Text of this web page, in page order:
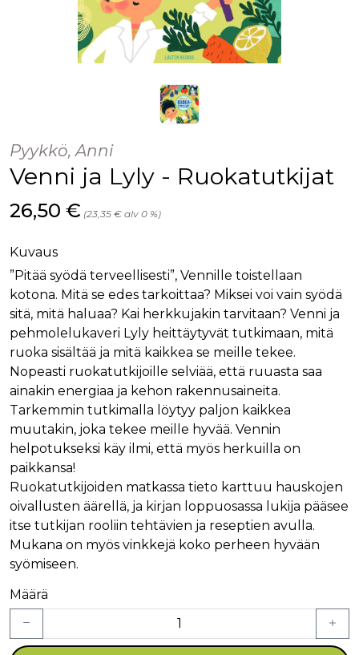
Pyykkö, Anni
Venni ja Lyly - Ruokatutkijat
Hinta nyt
26,50 € (23,35 € alv 0 %)
Kuvaus
”Pitää syödä terveellisesti”, Vennille toistellaan
kotona. Mitä se edes tarkoittaa? Miksei voi vain syödä
sitä, mitä haluaa? Kai herkkujakin tarvitaan? Venni ja
pehmolelukaveri Lyly heittäytyvät tutkimaan, mitä
ruoka sisältää ja mitä kaikkea se meille tekee.
Nopeasti ruokatutkijoille selviää, että ruuasta saa
ainakin energiaa ja kehon rakennusaineita.
Tarkemmin tutkimalla löytyy paljon kaikkea
muutakin, joka tekee meille hyvää. Vennin
helpotukseksi käy ilmi, että myös herkuilla on
paikkansa!
Ruokatutkijoiden matkassa tieto karttuu hauskojen
oivallusten äärellä, ja kirjan loppuosassa lukija pääsee
itse tutkijan rooliin tehtävien ja reseptien avulla.
Mukana on myös vinkkejä koko perheen hyvään
syömiseen.
Määrä